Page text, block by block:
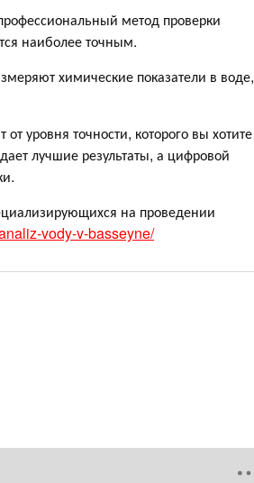
метод проверки
наиболее точным.
химические показатели в воде,
уровня точности, которого вы хотите
лучшие результаты, а цифровой
на проведении
vody-v-basseyne/